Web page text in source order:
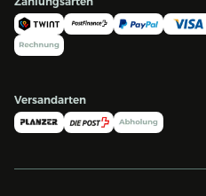
Versandarten